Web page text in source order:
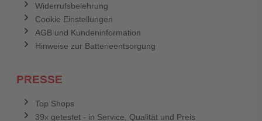
Widerrufsbelehrung
Cookie Einstellungen
AGB und Kundeninformation
Hinweise zur Batterieentsorgung
PRESSE
Top Shops
39x getestet - in Service, Qualität und Preis